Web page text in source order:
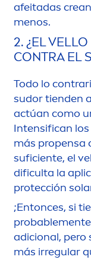
afeitadas crean
menos.
2. ¿EL
CONTRA EL
Todo lo
sudor tienden
actúan como
Intensifican los
más propensa
suficiente, el
dificulta la
protección
;Entonces, si
probablemen
adicional, pero
más irregular